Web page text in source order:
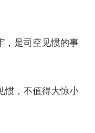
，是司空见惯的事
惯，不值得大惊小